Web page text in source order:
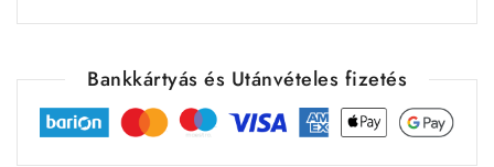
Bankkártyás és Utánvételes fizetés